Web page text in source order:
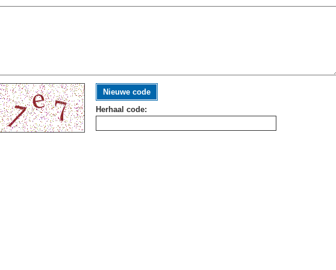
Nieuwe code
Herhaal code: